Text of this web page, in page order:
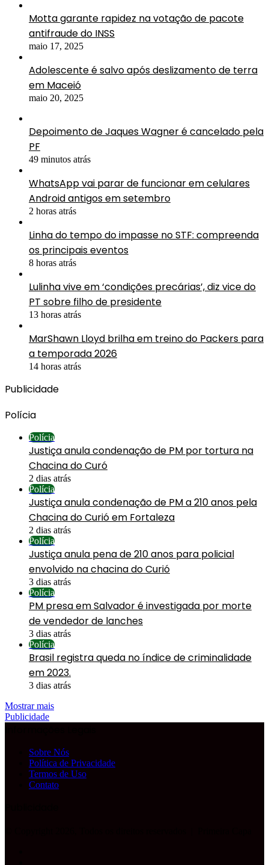
Motta garante rapidez na votação de pacote
antifraude do INSS
maio 17, 2025
Adolescente é salvo após deslizamento de terra
em Maceió
maio 20, 2025
Depoimento de Jaques Wagner é cancelado pela
PF
49 minutos atrás
WhatsApp vai parar de funcionar em celulares
Android antigos em setembro
2 horas atrás
Linha do tempo do impasse no STF: compreenda
os principais eventos
8 horas atrás
Lulinha vive em ‘condições precárias’, diz vice do
PT sobre filho de presidente
13 horas atrás
MarShawn Lloyd brilha em treino do Packers para
a temporada 2026
14 horas atrás
Publicidade
Polícia
Polícia
Justiça anula condenação de PM por tortura na
Chacina do Curó
2 dias atrás
Polícia
Justiça anula condenação de PM a 210 anos pela
Chacina do Curió em Fortaleza
2 dias atrás
Polícia
Justiça anula pena de 210 anos para policial
envolvido na chacina do Curió
3 dias atrás
Polícia
PM presa em Salvador é investigada por morte
de vendedor de lanches
3 dias atrás
Polícia
Brasil registra queda no índice de criminalidade
em 2023.
3 dias atrás
Mostrar mais
Publicidade
Sobre Nós
Política de Privacidade
Termos de Uso
Contato